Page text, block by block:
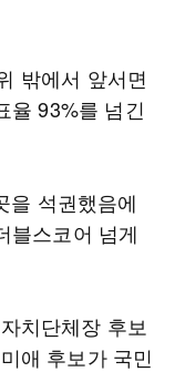
밖에서 앞서면
율 93%를 넘긴
을 석권했음에
블스코어 넘게
치단체장 후보
애 후보가 국민